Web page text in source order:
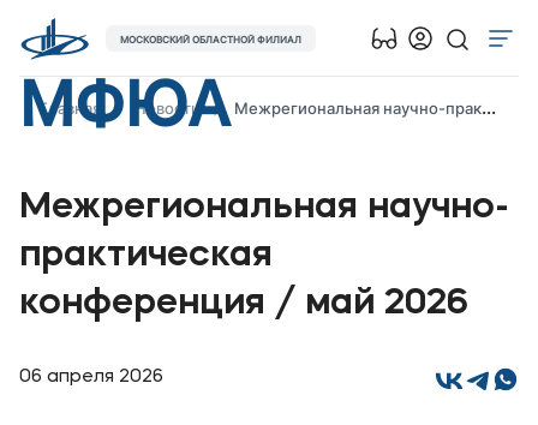
МФЮА
МОСКОВСКИЙ ОБЛАСТНОЙ ФИЛИАЛ
Об университете
Поступающим
Музейно-выставочный центр МФЮА
Наука
Абитуриентам
Главная Новости Межрегиональная научно-практическая конференция / май 2026
Межрегиональная научно-
практическая
конференция / май 2026
06 апреля 2026